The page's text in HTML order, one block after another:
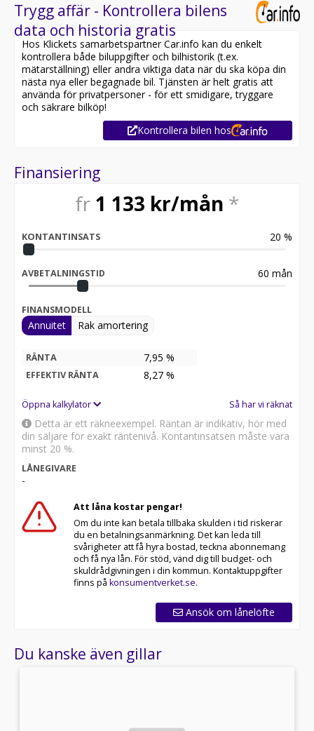
Trygg affär - Kontrollera bilens
data och historia gratis
Hos Klickets samarbetspartner Car.info kan du enkelt
kontrollera både biluppgifter och bilhistorik (t.ex.
mätarställning) eller andra viktiga data när du ska köpa din
nästa nya eller begagnade bil. Tjänsten är helt gratis att
använda för privatpersoner - för ett smidigare, tryggare
och säkrare bilköp!
Kontrollera bilen hos
Finansiering
fr 1 133 kr/mån *
KONTANTINSATS 20 %
AVBETALNINGSTID 60 mån
FINANSMODELL
Annuitet Rak amortering
RÄNTA 7,95 %
EFFEKTIV RÄNTA 8,27 %
Öppna kalkylator Så har vi räknat
Detta är ett räkneexempel. Räntan är indikativ, hör med
din säljare för exakt räntenivå. Kontantinsatsen måste vara
minst 20 %.
LÅNEGIVARE
-
Att låna kostar pengar!
Om du inte kan betala tillbaka skulden i tid riskerar
du en betalningsanmärkning. Det kan leda till
svårigheter att få hyra bostad, teckna abonnemang
och få nya lån. För stöd, vänd dig till budget- och
skuldrådgivningen i din kommun. Kontaktuppgifter
finns på konsumentverket.se.
Ansök om lånelöfte
Du kanske även gillar